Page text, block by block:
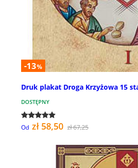
-13%
Druk plakat Droga Krzyżowa 15
DOSTĘPNY
Od zł 58,50 zł 67,25